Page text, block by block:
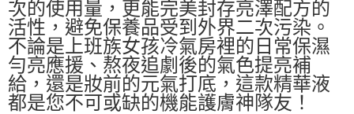
次的使用量，更能完美封存亮澤配方的
活性，避免保養品受到外界二次污染。
不論是上班族女孩冷氣房裡的日常保濕
勻亮應援、熬夜追劇後的氣色提亮補
給，還是妝前的元氣打底，這款精華液
都是您不可或缺的機能護膚神隊友！